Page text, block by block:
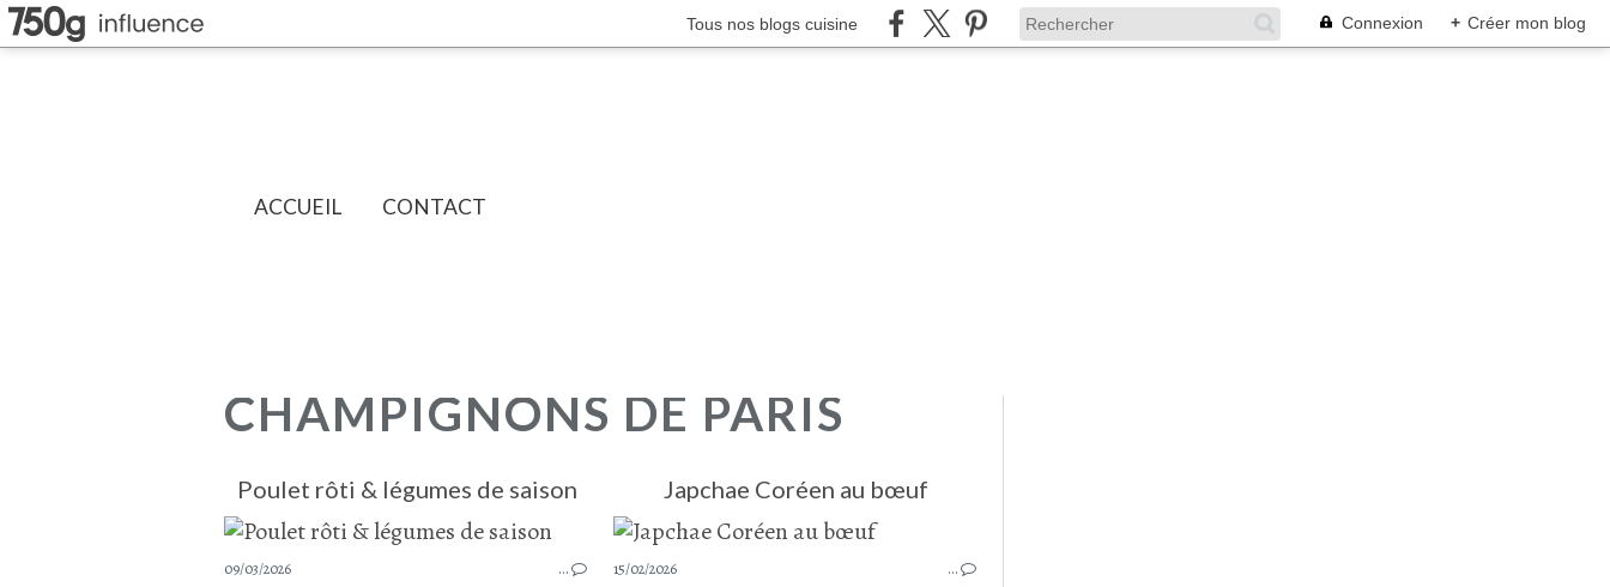
Tous nos blogs cuisine Connexion + Créer mon blog
ACCUEIL CONTACT
CHAMPIGNONS DE PARIS
Poulet rôti & légumes de saison
POULET
09/03/2026 …
Japchae Coréen au bœuf
15/02/2026 …